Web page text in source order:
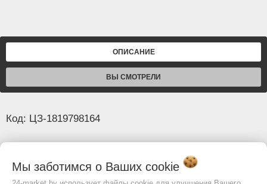
ОПИСАНИЕ
ВЫ СМОТРЕЛИ
Код: ЦЗ-1819798164
Страна
Россия
Мы заботимся о Ваших cookie